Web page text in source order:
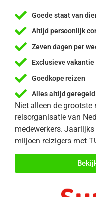
Goede staat van
Altijd persoonlijk
Zeven dagen per
Exclusieve vakantie
Goedkope reizen
Alles altijd geregeld
Niet alleen de grootste
reisorganisatie van
medewerkers. Jaarlijks
miljoen reizigers met